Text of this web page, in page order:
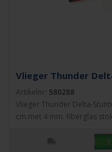
Vlieger Thunder
Artikelnr: 580288
Vlieger Thunder Delta-
cm.met 4 mm. fiberglas